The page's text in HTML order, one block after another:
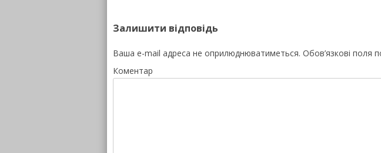
Залишити відповідь
Ваша e-mail адреса не оприлюднюватиметься. Обов’язкові поля
Коментар